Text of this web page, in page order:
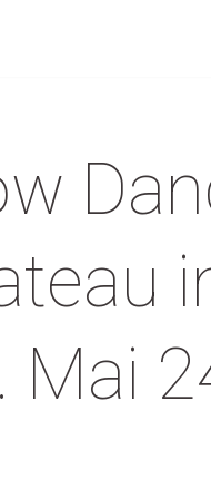
Mai